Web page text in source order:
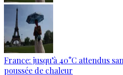
France: jusqu’à 40°C attendus
poussée de chaleur